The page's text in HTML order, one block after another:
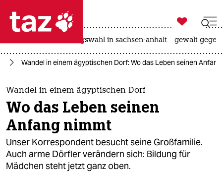
 taz zahl ich
taz zahl ich
themen
politik
öko
gesellschaft

taz zahl ich
landtagswahl in sachsen-anhalt gewalt
Wandel in einem ägyptischen Dorf: Wo das Leben seinen
Wandel in einem ägyptischen Dorf
Wo das Leben seinen
Anfang nimmt
Unser Korrespondent besucht seine Großfamilie.
Auch arme Dörfler verändern sich: Bildung für
Mädchen steht jetzt ganz oben.